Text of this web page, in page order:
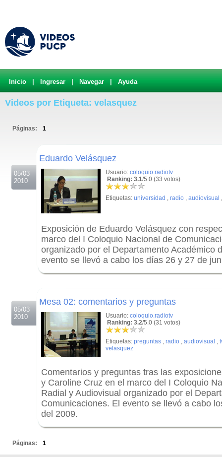
Inicio Ingresar Navegar Ayuda
Videos por Etiqueta: velasquez
Páginas: 1
05/03
2010
Eduardo Velásquez
Usuario: coloquio.radiotv
Ranking: 3.1/5.0 (33 votos)
Etiquetas: universidad , radio , audiovisual
Exposición de Eduardo Velásquez con
marco del I Coloquio Nacional de
organizado por el Departamento Académico
evento se llevó a cabo los días 26 y 27 de
05/03
2010
Mesa 02: comentarios y preguntas
Usuario: coloquio.radiotv
Ranking: 3.2/5.0 (31 votos)
Etiquetas: preguntas , radio , audiovisual ,
velasquez
Comentarios y preguntas tras las
y Caroline Cruz en el marco del I Coloquio
Radial y Audiovisual organizado por el
Comunicaciones. El evento se llevó a cabo
del 2009.
Páginas: 1